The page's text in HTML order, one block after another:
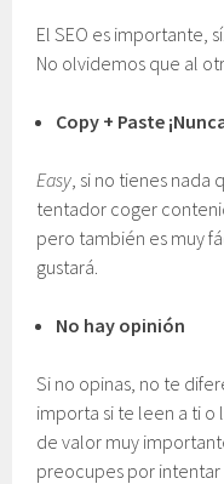
El SEO es importante,
No olvidemos que al
Copy + Paste
Easy, si no tienes nada
tentador coger
pero también es muy
gustará.
No hay opinión
Si no opinas, no te
importa si te leen a ti o
de valor muy
preocupes por